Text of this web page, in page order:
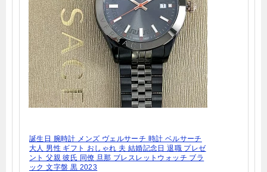
誕生日 腕時計 メンズ ヴェルサーチ 時計 ベルサーチ
大人 男性 ギフト おしゃれ 夫 結婚記念日 退職 プレゼ
ント 父親 彼氏 同僚 旦那 ブレスレットウォッチ ブラ
ック 文字盤 黒 2023